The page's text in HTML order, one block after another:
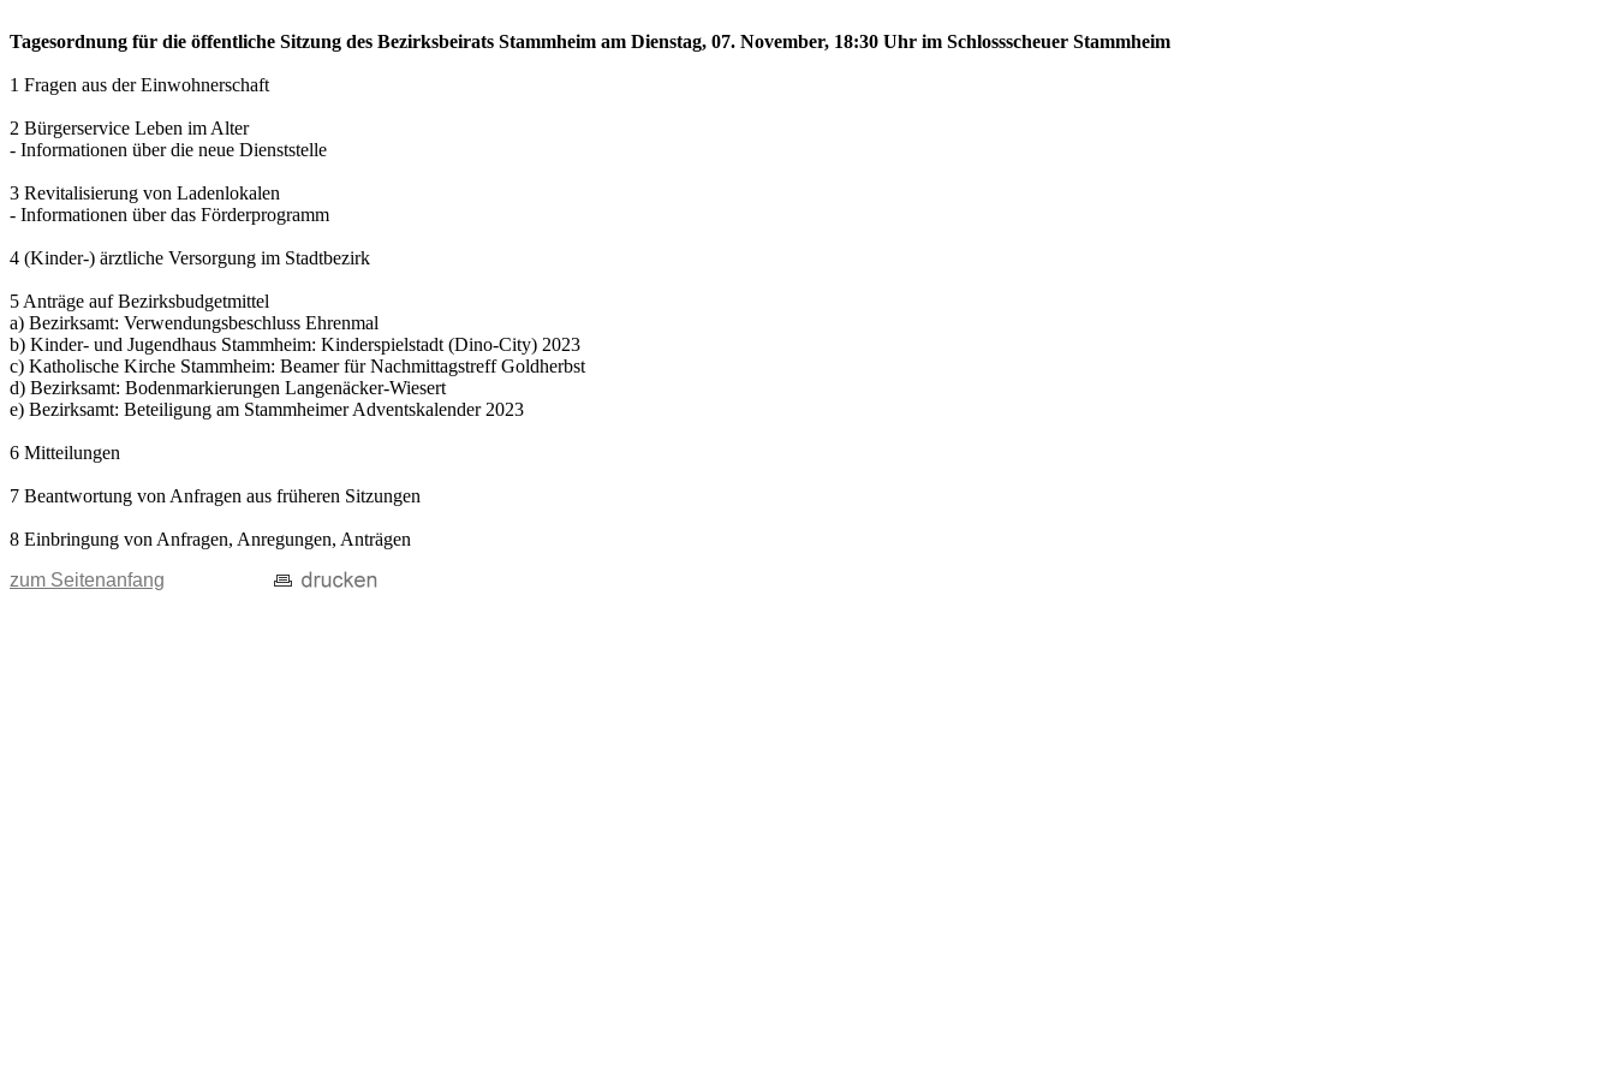
Tagesordnung für die öffentliche Sitzung des Bezirksbeirats Stammheim am Dienstag, 07. November, 18:30 Uhr im Schlossscheuer Stammheim
1 Fragen aus der Einwohnerschaft
2 Bürgerservice Leben im Alter
- Informationen über die neue Dienststelle
3 Revitalisierung von Ladenlokalen
- Informationen über das Förderprogramm
4 (Kinder-) ärztliche Versorgung im Stadtbezirk
5 Anträge auf Bezirksbudgetmittel
a) Bezirksamt: Verwendungsbeschluss Ehrenmal
b) Kinder- und Jugendhaus Stammheim: Kinderspielstadt (Dino-City) 2023
c) Katholische Kirche Stammheim: Beamer für Nachmittagstreff Goldherbst
d) Bezirksamt: Bodenmarkierungen Langenäcker-Wiesert
e) Bezirksamt: Beteiligung am Stammheimer Adventskalender 2023
6 Mitteilungen
7 Beantwortung von Anfragen aus früheren Sitzungen
8 Einbringung von Anfragen, Anregungen, Anträgen
zum Seitenanfang